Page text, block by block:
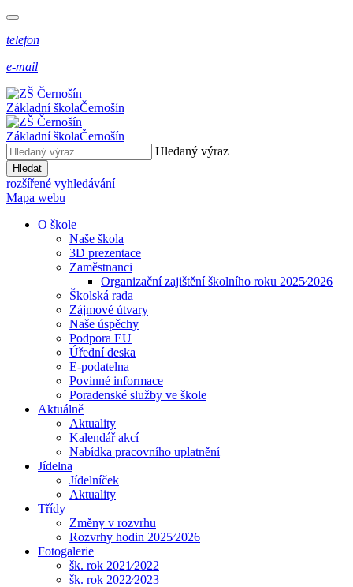
telefon
e-mail
Základní školaČernošín
Základní školaČernošín
Hledaný výraz
Hledat
rozšířené vyhledávání
Mapa webu
O škole
Naše škola
3D prezentace
Zaměstnanci
Organizační zajištění školního roku 2025⁄2026
Školská rada
Zájmové útvary
Naše úspěchy
Podpora EU
Úřední deska
E-podatelna
Povinné informace
Poradenské služby ve škole
Aktuálně
Aktuality
Kalendář akcí
Nabídka pracovního uplatnění
Jídelna
Jídelníček
Aktuality
Třídy
Změny v rozvrhu
Rozvrhy hodin 2025⁄2026
Fotogalerie
šk. rok 2021⁄2022
šk. rok 2022⁄2023